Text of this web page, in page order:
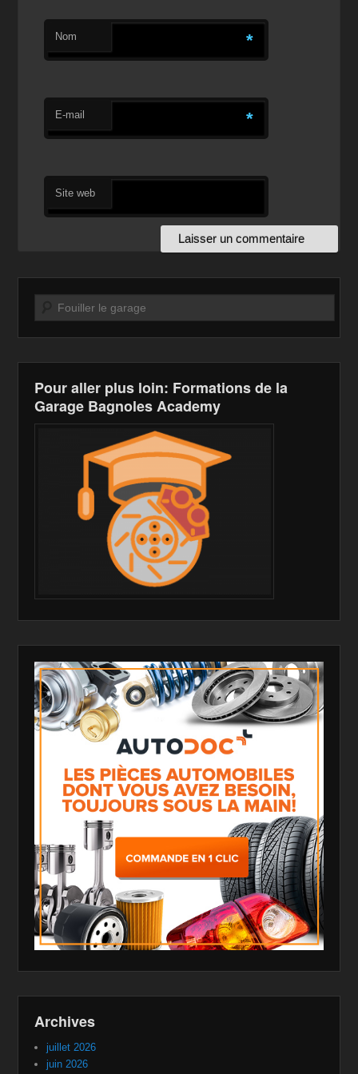
Nom *
E-mail *
Site web
Recherche
Pour aller plus loin: Formations de la
Garage Bagnoles Academy
Archives
juillet 2026
juin 2026